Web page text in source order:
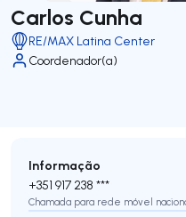
Carlos Cunha
RE/MAX Latina Center
Coordenador(a)
Informação
+351 917 238 ***
Chamada para rede móvel